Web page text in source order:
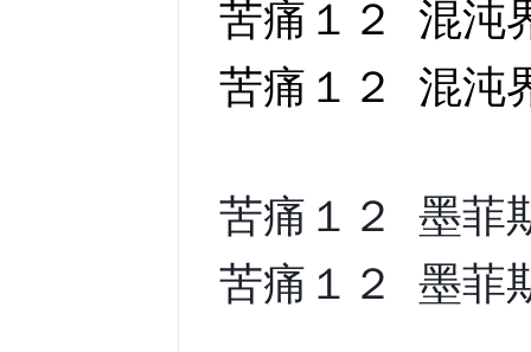
苦痛１２ 混
苦痛１２ 混沌
苦痛１２ 墨
苦痛１２ 墨